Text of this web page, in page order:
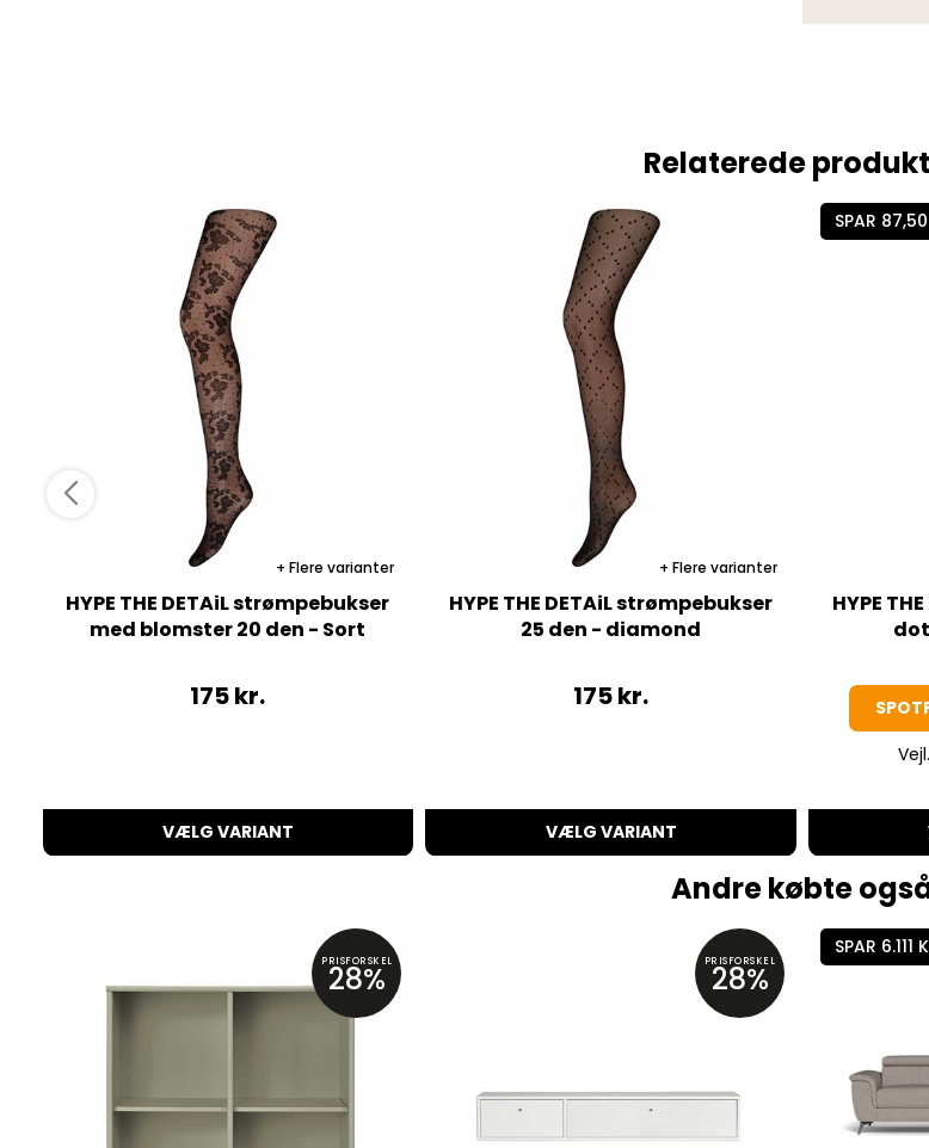
Relaterede
Flere varianter
HYPE THE DETAiL strømpebukser
med blomster 20 den - Sort
175kr.
VÆLG VARIANT
Flere varianter
HYPE THE DETAiL strømpebukser
25 den - diamond
175kr.
VÆLG VARIANT
SPAR
HYPE
Andre købte
PRISFORSKEL
28% PRISFORSKEL
28%
SPAR 6.111